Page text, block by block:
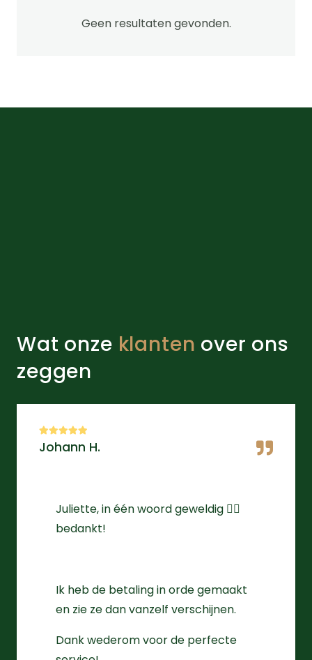
Geen resultaten gevonden.
Wat onze klanten over ons
zeggen
Johann H.
Juliette, in één woord geweldig 👌🏻
bedankt!
Ik heb de betaling in orde gemaakt
en zie ze dan vanzelf verschijnen.
Dank wederom voor de perfecte